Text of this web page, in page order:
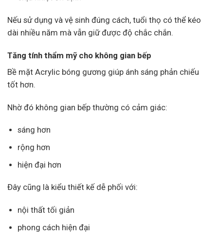
Nếu sử dụng và vệ sinh đúng cách, tuổi thọ có thể kéo
dài nhiều năm mà vẫn giữ được độ chắc chắn.
Tăng tính thẩm mỹ cho không gian bếp
Bề mặt Acrylic bóng gương giúp ánh sáng phản chiếu
tốt hơn.
Nhờ đó không gian bếp thường có cảm giác:
sáng hơn
rộng hơn
hiện đại hơn
Đây cũng là kiểu thiết kế dễ phối với:
nội thất tối giản
phong cách hiện đại